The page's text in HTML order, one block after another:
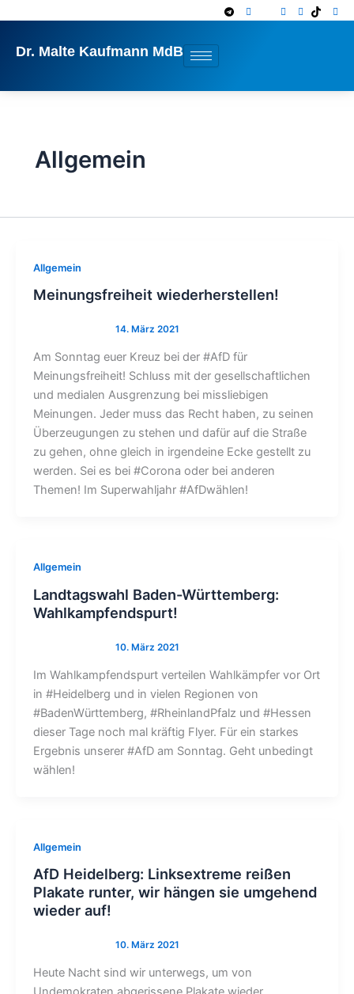
springen
Dr. Malte Kaufmann MdB
Allgemein
Allgemein
Meinungsfreiheit wiederherstellen!
Am Sonntag euer Kreuz bei der #AfD für
Meinungsfreiheit! Schluss mit der gesellschaftlichen
und medialen Ausgrenzung bei missliebigen
Meinungen. Jeder muss das Recht haben, zu seinen
Überzeugungen zu stehen und dafür auf die Straße
zu gehen, ohne gleich in irgendeine Ecke gestellt zu
werden. Sei es bei #Corona oder bei anderen
Themen! Im Superwahljahr #AfDwählen!
Allgemein
Landtagswahl Baden-Württemberg:
Wahlkampfendspurt!
Im Wahlkampfendspurt verteilen Wahlkämpfer vor Ort
in #Heidelberg und in vielen Regionen von
#BadenWürttemberg, #RheinlandPfalz und #Hessen
dieser Tage noch mal kräftig Flyer. Für ein starkes
Ergebnis unserer #AfD am Sonntag. Geht unbedingt
wählen!
Allgemein
AfD Heidelberg: Linksextreme reißen
Plakate runter, wir hängen sie umgehend
wieder auf!
Heute Nacht sind wir unterwegs, um von